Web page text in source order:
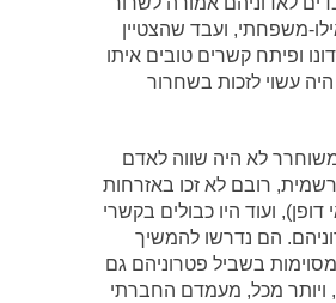
משפחתי, ועבד שהצטיין
ופיתח קשרים טובים איתו
עשוי לזכות בשחרור
לא היה שווה לאדם
רובם לא זכו באזרחות
דופן), ועוד היו כבולים בקשרי
הם נדרשו להמשיך
בשביל פטרוניהם גם
ויותר מכל, מעמדם החברתי